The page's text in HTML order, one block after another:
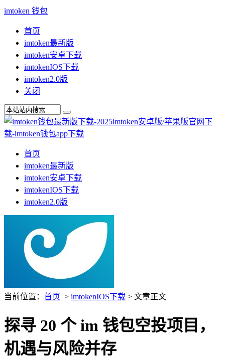
imtoken 钱包
首页
imtoken最新版
imtoken安卓下载
imtokenIOS下载
imtoken2.0版
关闭
首页
imtoken最新版
imtoken安卓下载
imtokenIOS下载
imtoken2.0版
当前位置： 首页 > imtokenIOS下载 > 文章正文
探寻 20 个 im 钱包空投项目，
机遇与风险并存